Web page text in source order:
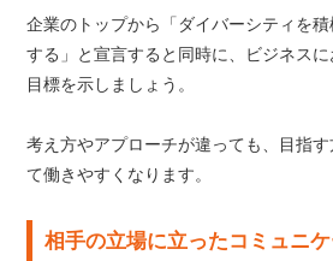
企業のトップから「ダイバーシティを
する」と宣言すると同時に、ビジネス
目標を示しましょう。
考え方やアプローチが違っても、目指
て働きやすくなります。
相手の立場に立ったコミュニ